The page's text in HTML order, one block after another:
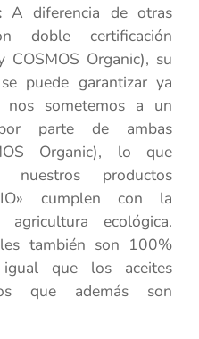
A diferencia de otras
doble certificación
COSMOS Organic), su
puede garantizar ya
sometemos a un
parte de ambas
Organic), lo que
productos
cumplen con la
ecológica.
también son 100%
que los aceites
que además son